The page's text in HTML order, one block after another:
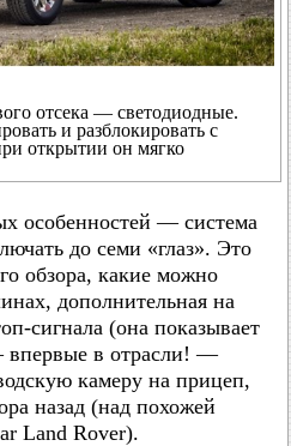
отсека — светодиодные.
и разблокировать с
открытии он мягко
особенностей — система
до семи «глаз». Это
обзора, какие можно
дополнительная на
сигнала (она показывает
впервые в отрасли! —
камеру на прицеп,
назад (над похожей
Land Rover).